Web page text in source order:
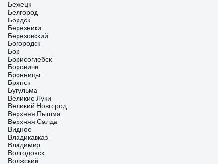
Бежецк
Белгород
Бердск
Березники
Березовский
Богородск
Бор
Борисоглебск
Боровичи
Бронницы
Брянск
Бугульма
Великие Луки
Великий Новгород
Верхняя Пышма
Верхняя Салда
Видное
Владикавказ
Владимир
Волгодонск
Волжский